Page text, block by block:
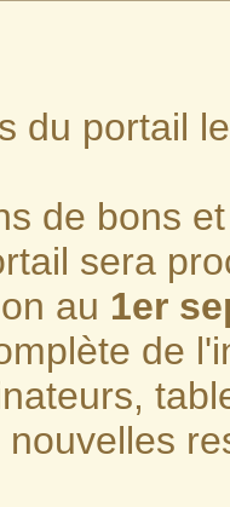
du portail
de bons
sera
au 1er
de